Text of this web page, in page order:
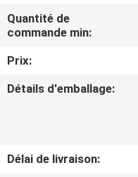
L'USINE
CONTRÔLE
Quantité de
commande min:
Prix:
Détails d'emballage:
Délai de livraison: